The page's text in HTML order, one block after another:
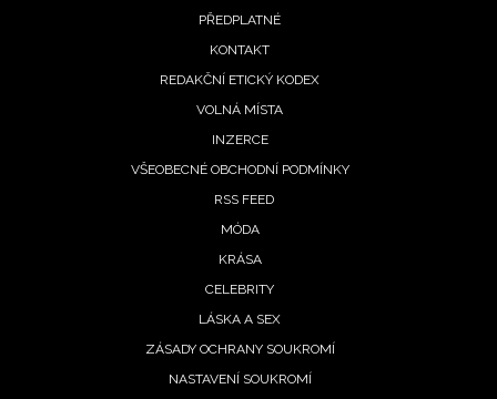
PŘEDPLATNÉ
KONTAKT
REDAKČNÍ ETICKÝ KODEX
VOLNÁ MÍSTA
INZERCE
VŠEOBECNÉ OBCHODNÍ PODMÍNKY
RSS FEED
MÓDA
KRÁSA
CELEBRITY
LÁSKA A SEX
ZÁSADY OCHRANY SOUKROMÍ
NASTAVENÍ SOUKROMÍ